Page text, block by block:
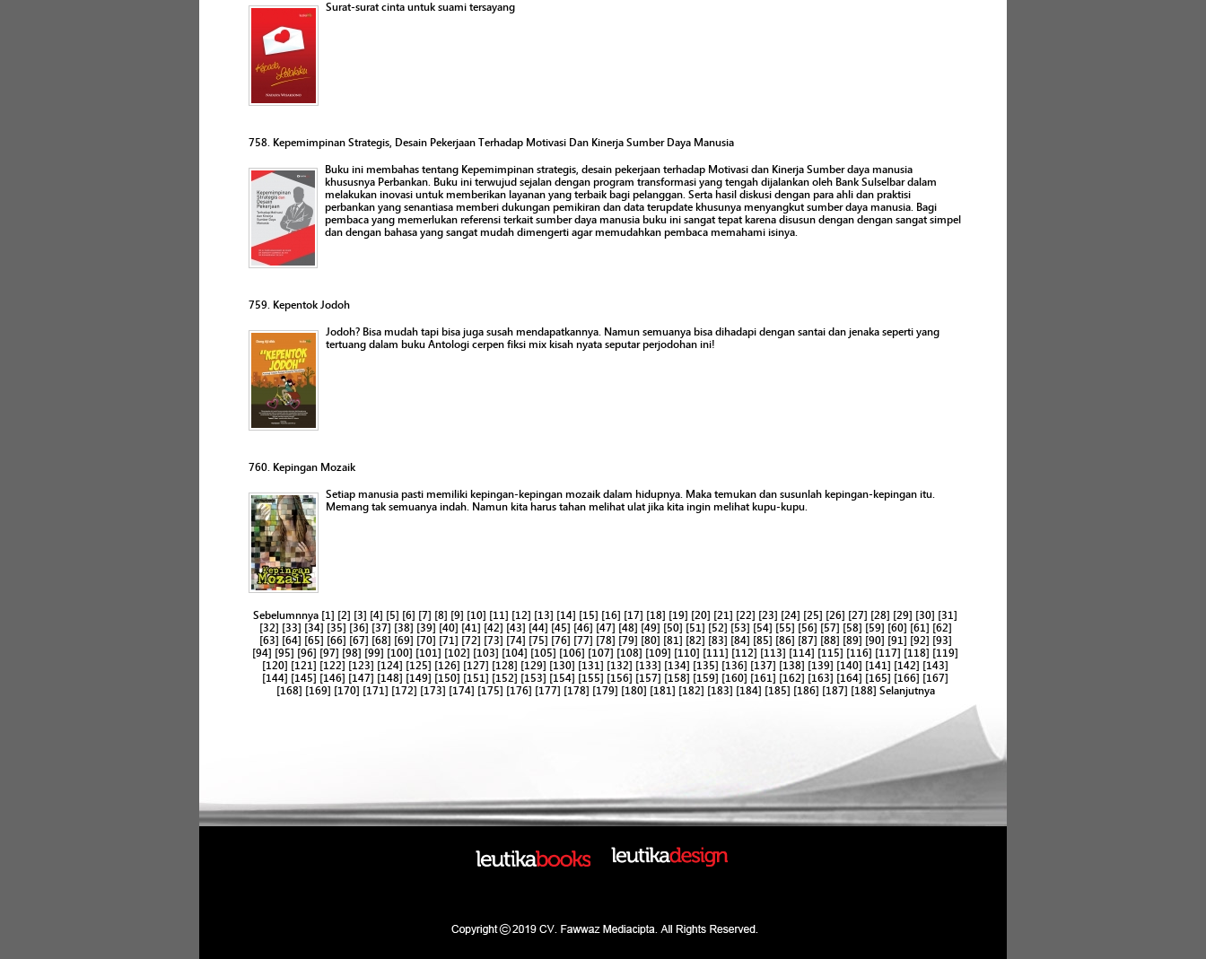
Surat-surat cinta untuk suami tersayang
758. Kepemimpinan Strategis, Desain Pekerjaan Terhadap Motivasi Dan Kinerja Sumber Daya Manusia
Buku ini membahas tentang Kepemimpinan strategis, desain pekerjaan terhadap Motivasi dan Kinerja Sumber daya manusia
khususnya Perbankan. Buku ini terwujud sejalan dengan program transformasi yang tengah dijalankan oleh Bank Sulselbar dalam
melakukan inovasi untuk memberikan layanan yang terbaik bagi pelanggan. Serta hasil diskusi dengan para ahli dan praktisi
perbankan yang senantiasa memberi dukungan pemikiran dan data terupdate khusunya menyangkut sumber daya manusia. Bagi
pembaca yang memerlukan referensi terkait sumber daya manusia buku ini sangat tepat karena disusun dengan dengan sangat simpel
dan dengan bahasa yang sangat mudah dimengerti agar memudahkan pembaca memahami isinya.
759. Kepentok Jodoh
Jodoh? Bisa mudah tapi bisa juga susah mendapatkannya. Namun semuanya bisa dihadapi dengan santai dan jenaka seperti yang
tertuang dalam buku Antologi cerpen fiksi mix kisah nyata seputar perjodohan ini!
760. Kepingan Mozaik
Setiap manusia pasti memiliki kepingan-kepingan mozaik dalam hidupnya. Maka temukan dan susunlah kepingan-kepingan itu.
Memang tak semuanya indah. Namun kita harus tahan melihat ulat jika kita ingin melihat kupu-kupu.
Sebelumnnya [1] [2] [3] [4] [5] [6] [7] [8] [9] [10] [11] [12] [13] [14] [15] [16] [17] [18] [19] [20] [21] [22] [23] [24] [25] [26] [27] [28] [29] [30] [31]
[32] [33] [34] [35] [36] [37] [38] [39] [40] [41] [42] [43] [44] [45] [46] [47] [48] [49] [50] [51] [52] [53] [54] [55] [56] [57] [58] [59] [60] [61] [62]
[63] [64] [65] [66] [67] [68] [69] [70] [71] [72] [73] [74] [75] [76] [77] [78] [79] [80] [81] [82] [83] [84] [85] [86] [87] [88] [89] [90] [91] [92] [93]
[94] [95] [96] [97] [98] [99] [100] [101] [102] [103] [104] [105] [106] [107] [108] [109] [110] [111] [112] [113] [114] [115] [116] [117] [118] [119]
[120] [121] [122] [123] [124] [125] [126] [127] [128] [129] [130] [131] [132] [133] [134] [135] [136] [137] [138] [139] [140] [141] [142] [143]
[144] [145] [146] [147] [148] [149] [150] [151] [152] [153] [154] [155] [156] [157] [158] [159] [160] [161] [162] [163] [164] [165] [166] [167]
[168] [169] [170] [171] [172] [173] [174] [175] [176] [177] [178] [179] [180] [181] [182] [183] [184] [185] [186] [187] [188] Selanjutnya